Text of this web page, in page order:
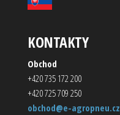
KONTAKTY
Obchod
+420 735 172 200
+420 725 709 250
obchod@e-agropneu.cz